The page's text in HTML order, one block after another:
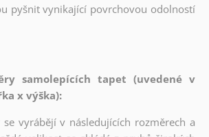
pyšnit vynikající povrchovou odolností
samolepících tapet (uvedené v
x výška):
se vyrábějí v následujících rozměrech a